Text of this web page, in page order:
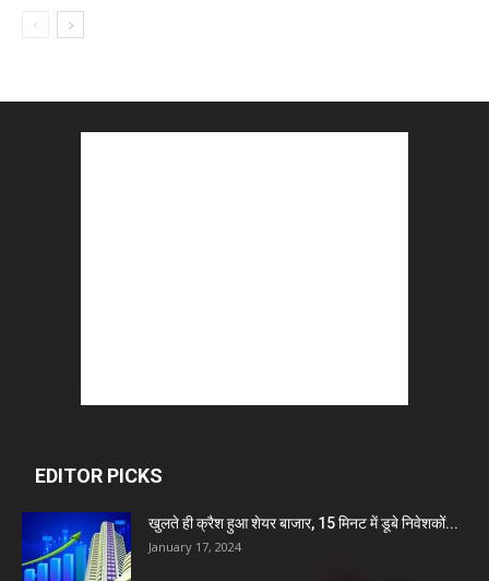
EDITOR PICKS
खुलते ही क्रैश हुआ शेयर बाजार, 15 मिनट में डूबे निवेशकों...
January 17, 2024